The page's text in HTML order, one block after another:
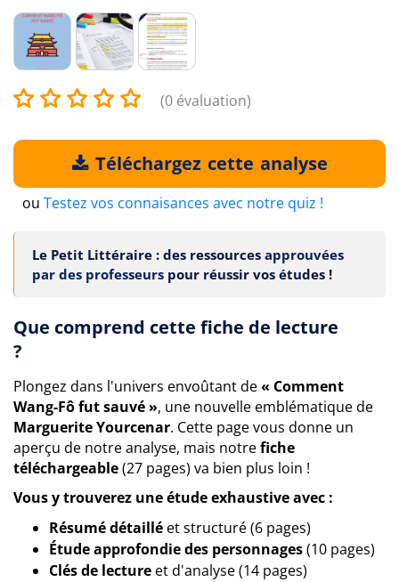
(0 évaluation)
Téléchargez cette analyse
ou Testez vos connaisances avec notre quiz !
Le Petit Littéraire : des ressources approuvées
par des professeurs pour réussir vos études !
Que comprend cette fiche de lecture
?
Plongez dans l'univers envoûtant de« Comment
Wang-Fô fut sauvé », une nouvelle emblématique de
Marguerite Yourcenar. Cette page vous donne un
aperçu de notre analyse, mais notrefiche
téléchargeable(27 pages) va bien plus loin !
Vous y trouverez une étude exhaustive avec :
Résumé détaillé et structuré (6 pages)
Étude approfondie des personnages(10 pages)
Clés de lecture et d'analyse (14 pages)